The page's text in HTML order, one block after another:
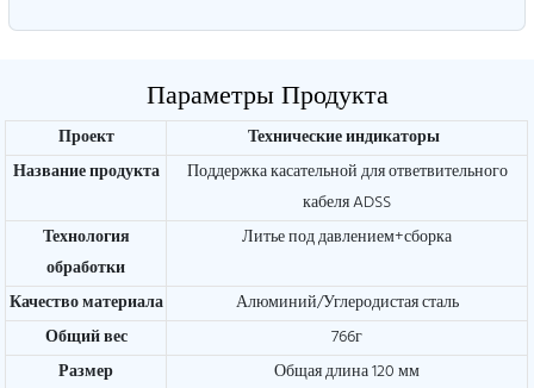
Параметры Продукта
Проект
Технические индикаторы
Название продукта
Поддержка касательной для ответвительного
кабеля ADSS
Технология
обработки
Литье под давлением+сборка
Качество материала
Алюминий/Углеродистая сталь
Общий вес
766г
Размер
Общая длина 120 мм